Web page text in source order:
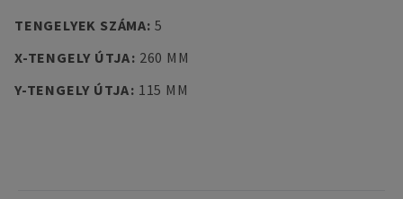
TENGELYEK SZÁMA: 5
X-TENGELY ÚTJA: 260 MM
Y-TENGELY ÚTJA: 115 MM